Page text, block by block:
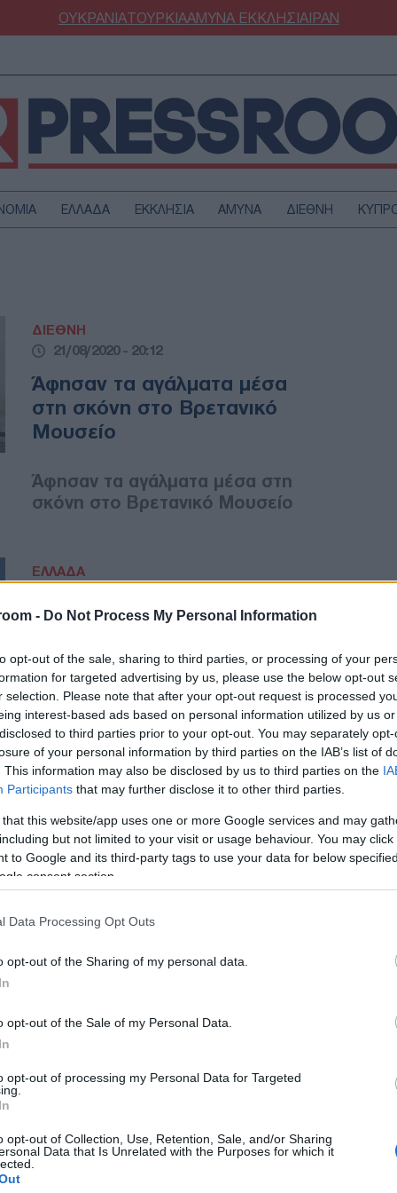
- Do Not Process My Personal Information
opt-out of the sale, sharing to third parties, or processing of your
for targeted advertising by us, please use the below opt-out
selection. Please note that after your opt-out request is processed
interest-based ads based on personal information utilized by us
to third parties prior to your opt-out. You may separately
of your personal information by third parties on the IAB’s list of
This information may also be disclosed by us to third parties on the
Participants that may further disclose it to other third parties.
that this website/app uses one or more Google services and may
but not limited to your visit or usage behaviour. You may
to Google and its third-party tags to use your data for below
consent section.
Data Processing Opt Outs
opt-out of the Sharing of my personal data.
opt-out of the Sale of my Personal Data.
opt-out of processing my Personal Data for Targeted
opt-out of Collection, Use, Retention, Sale, and/or Sharing
Data that Is Unrelated with the Purposes for which it
ΟΥΚΡΑΝΙΑΤΟΥΡΚΙΑΑΜΥΝΑΕΚΚΛΗΣΙΑΙΡΑΝ
ΕΛΛΑΔΑ ΕΚΚΛΗΣΙΑ ΑΜΥΝΑ ΔΙΕΘΝΗ
ΔΙΕΘΝΗ
21/08/2020 - 20:12
Άφησαν τα αγάλματα μέσα
στη σκόνη στο Βρετανικό
Μουσείο
Άφησαν τα αγάλματα μέσα στη
σκόνη στο Βρετανικό Μουσείο
ΕΛΛΑΔΑ
Έτσι θα γιορτάσει την
Πανσέληνο του Αυγούστου το
Εθνικό Αρχαιολογικό Μουσείο
Πώς θα γιορτάσει την Πανσέληνο
του Αυγούστου το Εθνικό
Αρχαιολογικό Μουσείο
ΕΛΛΑΔΑ
24/05/2016 - 14:44
Επιτραπέζιο από την
αρχαιότητα
Ο κόσμος των αποθηκών του